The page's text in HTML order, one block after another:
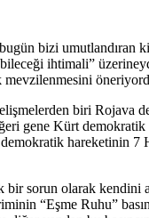
bizi umutlandıran
ihtimali”
mevzilenmesini
biri Rojava
gene Kürt
hareketinin 7
sorun olarak kendini
“Eşme Ruhu”